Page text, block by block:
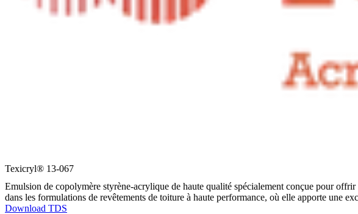
Texicryl® 13-067
Emulsion de copolymère styrène-acrylique de haute qualité spécialement conçue pour
dans les formulations de revêtements de toiture à haute performance, où elle apporte une
Download TDS